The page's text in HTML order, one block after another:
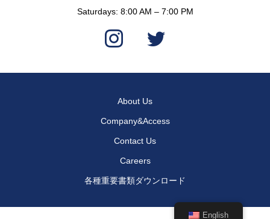
Saturdays: 8:00 AM – 7:00 PM
About Us
Company&Access
Contact Us
Careers
各種重要書類ダウンロード
English